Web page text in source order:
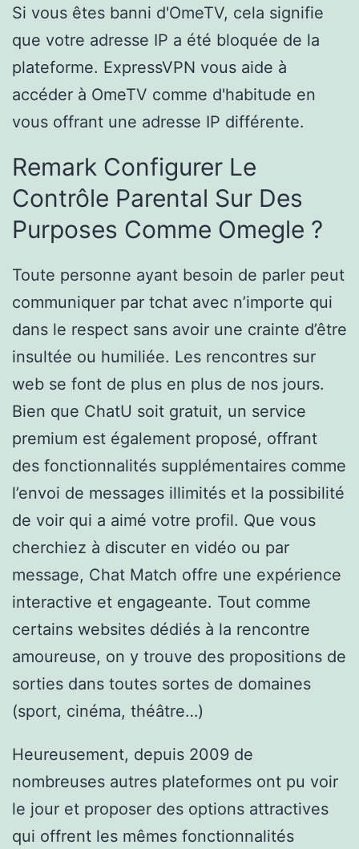
Si vous êtes banni d'OmeTV, cela signifie
que votre adresse IP a été bloquée de la
plateforme. ExpressVPN vous aide à
accéder à OmeTV comme d'habitude en
vous offrant une adresse IP différente.
Remark Configurer Le
Contrôle Parental Sur Des
Purposes Comme Omegle ?
Toute personne ayant besoin de parler peut
communiquer par tchat avec n’importe qui
dans le respect sans avoir une crainte d’être
insultée ou humiliée. Les rencontres sur
web se font de plus en plus de nos jours.
Bien que ChatU soit gratuit, un service
premium est également proposé, offrant
des fonctionnalités supplémentaires comme
l’envoi de messages illimités et la possibilité
de voir qui a aimé votre profil. Que vous
cherchiez à discuter en vidéo ou par
message, Chat Match offre une expérience
interactive et engageante. Tout comme
certains websites dédiés à la rencontre
amoureuse, on y trouve des propositions de
sorties dans toutes sortes de domaines
(sport, cinéma, théâtre…)
Heureusement, depuis 2009 de
nombreuses autres plateformes ont pu voir
le jour et proposer des options attractives
qui offrent les mêmes fonctionnalités